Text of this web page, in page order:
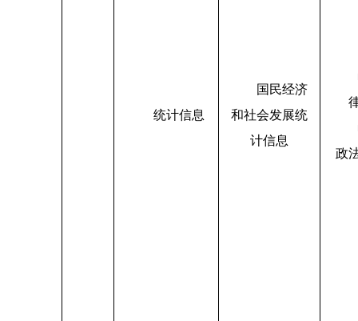
统计信息
国民经济
和社会发展统
计信息
政